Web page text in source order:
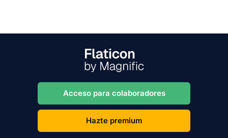
Acceso para colaboradores
Hazte premium